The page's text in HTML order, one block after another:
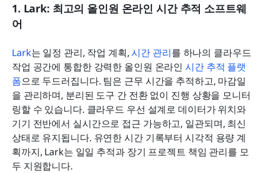
1. Lark: 최고의 올인원 온라인 시간 추적 소프트웨
어
Lark는 일정 관리, 작업 계획, 시간 관리를 하나의 클라우드
작업 공간에 통합한 강력한 올인원 온라인 시간 추적 플랫
폼으로 두드러집니다. 팀은 근무 시간을 추적하고, 마감일
을 관리하며, 분리된 도구 간 전환 없이 진행 상황을 모니터
링할 수 있습니다. 클라우드 우선 설계로 데이터가 위치와
기기 전반에서 실시간으로 접근 가능하고, 일관되며, 최신
상태로 유지됩니다. 유연한 시간 기록부터 시각적 용량 계
획까지, Lark는 일일 추적과 장기 프로젝트 책임 관리를 모
두 지원합니다.